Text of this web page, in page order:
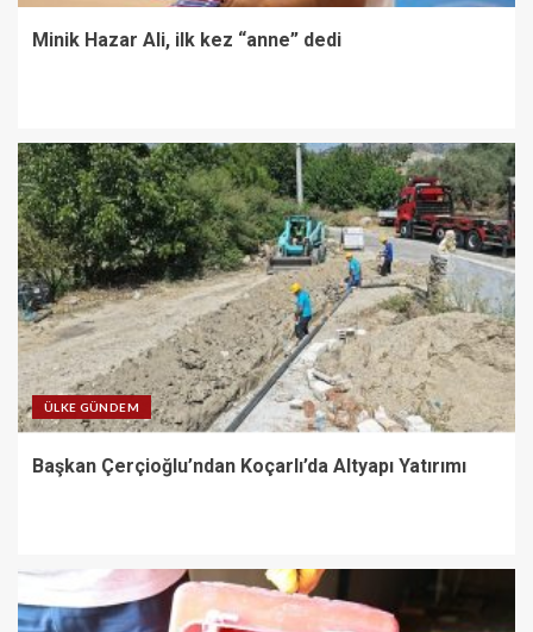
Minik Hazar Ali, ilk kez “anne” dedi
ÜLKE GÜNDEM
Başkan Çerçioğlu’ndan Koçarlı’da Altyapı Yatırımı